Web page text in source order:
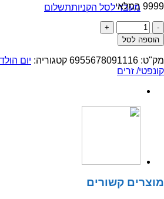
מעבר לסל הקניותתשלום
9999 במלאי
כמות
של
טופר
נייר
יום
הולדת
שמח
הוספה לסל
מק"ט: 6955678091116 קטגוריה: יום
קונפטי/ זרים
מוצרים קשורים